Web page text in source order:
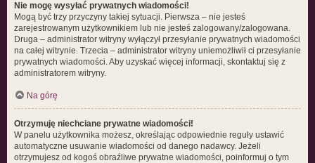
Nie mogę wysyłać prywatnych wiadomości!
Mogą być trzy przyczyny takiej sytuacji. Pierwsza – nie jesteś
zarejestrowanym użytkownikiem lub nie jesteś zalogowany/zalogowana.
Druga – administrator witryny wyłączył przesyłanie prywatnych wiadomości
na całej witrynie. Trzecia – administrator witryny uniemożliwił ci przesyłanie
prywatnych wiadomości. Aby uzyskać więcej informacji, skontaktuj się z
administratorem witryny.
Na górę
Otrzymuję niechciane prywatne wiadomości!
W panelu użytkownika możesz, określając odpowiednie reguły ustawić
automatyczne usuwanie wiadomości od danego nadawcy. Jeżeli
otrzymujesz od kogoś obraźliwe prywatne wiadomości, poinformuj o tym